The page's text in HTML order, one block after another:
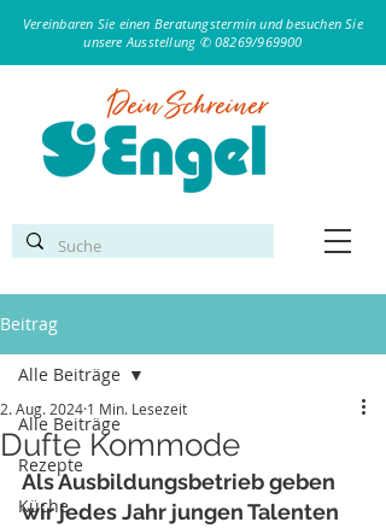
Vereinbaren Sie einen Beratungstermin und besuchen Sie
unsere Ausstellung ✆ 08269/969900
Beitrag
Alle Beiträge
Rezepte
Küche
Alle Beiträge
Dufte Kommode
2. Aug. 2024 1 Min. Lesezeit
Als Ausbildungsbetrieb geben
wir jedes Jahr jungen Talenten